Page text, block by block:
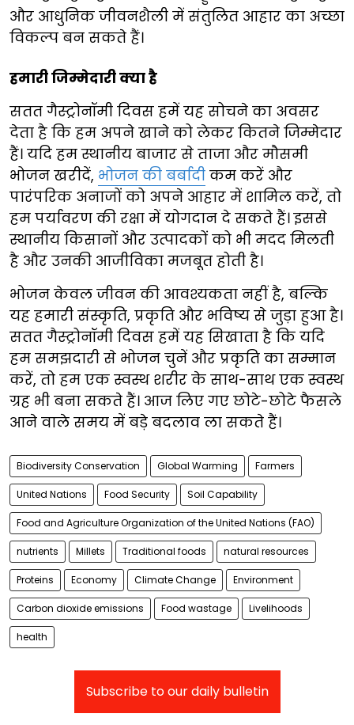
और आधुनिक जीवनशैली में संतुलित आहार का अच्छा
विकल्प बन सकते हैं।
हमारी जिम्मेदारी क्या है
सतत गैस्ट्रोनॉमी दिवस हमें यह सोचने का अवसर
देता है कि हम अपने खाने को लेकर कितने जिम्मेदार
हैं। यदि हम स्थानीय बाजार से ताजा और मौसमी
भोजन खरीदें, भोजन की बर्बादी कम करें और
पारंपरिक अनाजों को अपने आहार में शामिल करें, तो
हम पर्यावरण की रक्षा में योगदान दे सकते हैं। इससे
स्थानीय किसानों और उत्पादकों को भी मदद मिलती
है और उनकी आजीविका मजबूत होती है।
भोजन केवल जीवन की आवश्यकता नहीं है, बल्कि
यह हमारी संस्कृति, प्रकृति और भविष्य से जुड़ा हुआ है।
सतत गैस्ट्रोनॉमी दिवस हमें यह सिखाता है कि यदि
हम समझदारी से भोजन चुनें और प्रकृति का सम्मान
करें, तो हम एक स्वस्थ शरीर के साथ-साथ एक स्वस्थ
ग्रह भी बना सकते हैं। आज लिए गए छोटे-छोटे फैसले
आने वाले समय में बड़े बदलाव ला सकते हैं।
Biodiversity Conservation Global Warming Farmers
United Nations Food Security Soil Capability
Food and Agriculture Organization of the United Nations (FAO)
nutrients Millets Traditional foods natural resources
Proteins Economy Climate Change Environment
Carbon dioxide emissions Food wastage Livelihoods
health
Subscribe to our daily bulletin